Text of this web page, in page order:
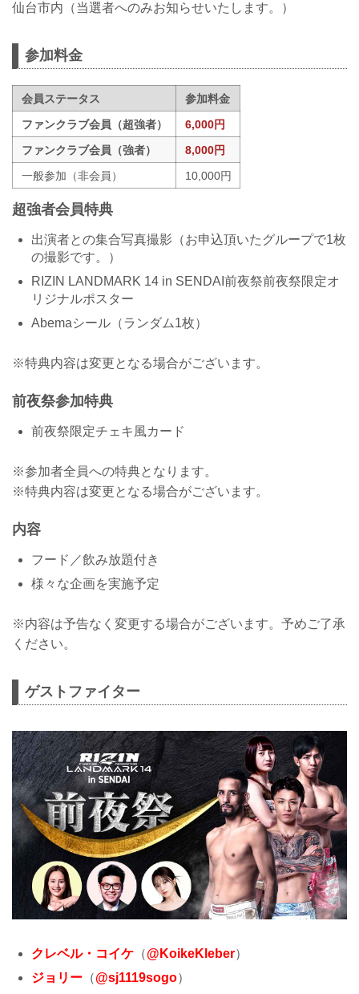
仙台市内（当選者へのみお知らせいたします。）
参加料金
会員ステータス
参加料金
ファンクラブ会員（超強者）
6,000円
ファンクラブ会員（強者）
8,000円
一般参加（非会員）
10,000円
超強者会員特典
出演者との集合写真撮影（お申込頂いたグループで1枚
の撮影です。）
RIZIN LANDMARK 14 in SENDAI前夜祭前夜祭限定オ
リジナルポスター
Abemaシール（ランダム1枚）
※特典内容は変更となる場合がございます。
前夜祭参加特典
前夜祭限定チェキ風カード
※参加者全員への特典となります。
※特典内容は変更となる場合がございます。
内容
フード／飲み放題付き
様々な企画を実施予定
※内容は予告なく変更する場合がございます。予めご了承
ください。
ゲストファイター
クレベル・コイケ （@KoikeKleber）
ジョリー （@sj1119sogo）